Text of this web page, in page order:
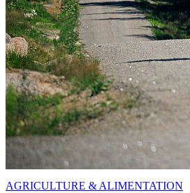
AGRICULTURE & ALIMENTATION